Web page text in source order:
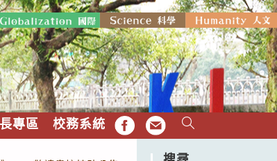
專區 校務系統 FB EMAIL